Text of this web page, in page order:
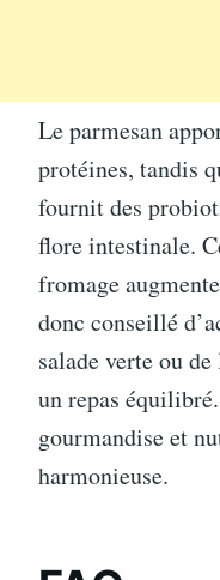
Le parmesan
protéines, tandis
fournit des
flore intestinale.
fromage
donc conseillé
salade verte ou
un repas
gourmandise et
harmonieuse.